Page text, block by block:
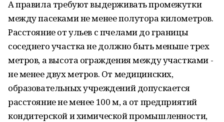
А правила требуют выдерживать промежутки
между пасеками не менее полутора километров.
Расстояние от ульев с пчелами до границы
соседнего участка не должно быть меньше трех
метров, а высота ограждения между участками -
не менее двух метров. От медицинских,
образовательных учреждений допускается
расстояние не менее 100 м, а от предприятий
кондитерской и химической промышленности,